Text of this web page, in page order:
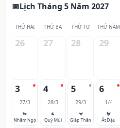
Lịch Tháng 5 Năm 2027
THỨ HAI THỨ BA THỨ TƯ THỨ NĂM
26 27 28 29
3
27/3
🐎
Nhâm Ngọ
4
28/3
🐐
Quý Mùi
5
29/3
🐒
Giáp Thân
6
1/4
🐓
Ất Dậu